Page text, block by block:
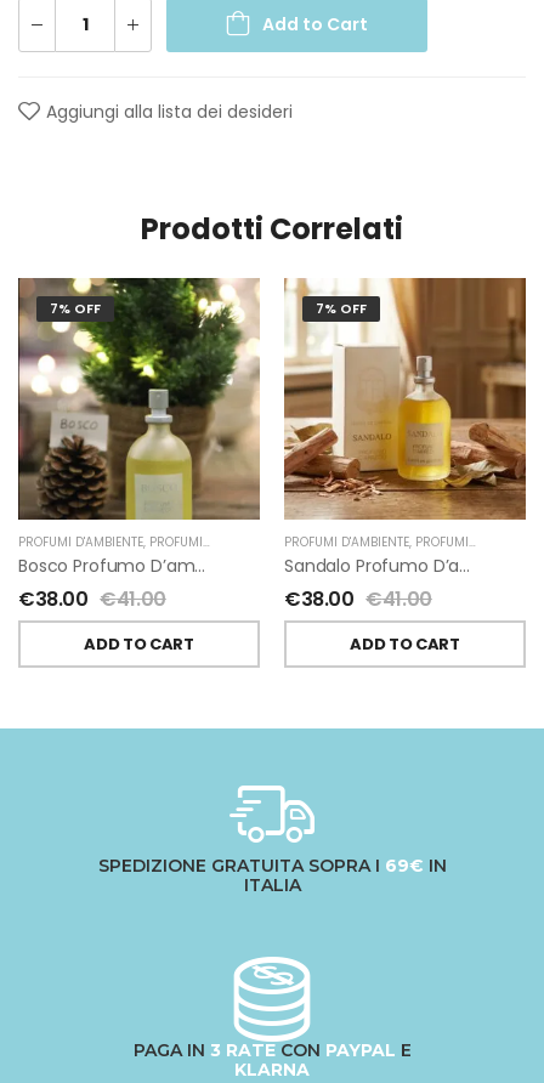
Add to Cart
Aggiungi alla lista dei desideri
Prodotti Correlati
7% OFF
PROFUMI D'AMBIENTE, PROFUMI D'AMBIENTE FIORIRA' UN GIARDINO ,NATALE,FIORIRA'
Bosco Profumo D’ambiente Di Fiorirà Un Giardino
€38.00 €41.00
ADD TO CART
7% OFF
PROFUMI D'AMBIENTE, PROFUMI D'AMBIENTE FIORIRA' UN GIARDINO
Sandalo Profumo D’ambiente Di Fiorirà Un Giardino
€38.00 €41.00
ADD TO CART
SPEDIZIONE GRATUITA SOPRA I 69€ IN
ITALIA
PAGA IN 3 RATECON PAYPAL E
KLARNA